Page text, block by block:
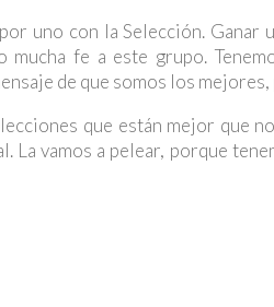
uno con la Selección.
fe a este grupo.
de que somos los mejores,
que están mejor
La vamos a pelear, porque